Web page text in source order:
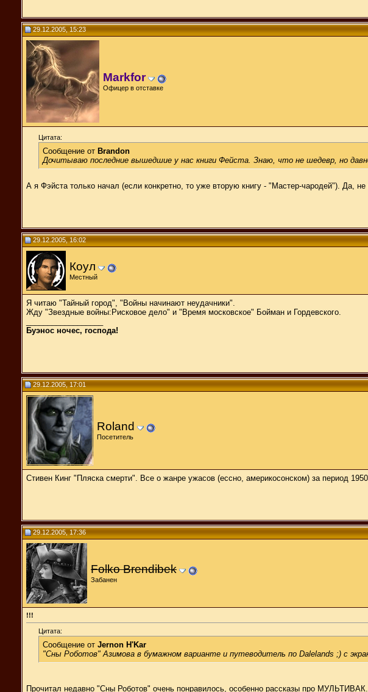
29.12.2005, 15:23
Markfor
Офицер в отставке
Цитата:
Сообщение от Brandon
Дочитываю последние вышедшие у нас книги Фейста. Знаю, что не шедевр, но
А я Фэйста только начал (если конкретно, то уже вторую книгу - "Мастер-чародей"). Да,
29.12.2005, 16:02
Коул
Местный
Я читаю "Тайный город", "Войны начинают неудачники".
Жду "Звездные войны:Рисковое дело" и "Время московское" Бойман и Гордевского.
Буэнос ночес, господа!
29.12.2005, 17:01
Roland
Посетитель
Стивен Кинг "Пляска смерти". Все о жанре ужасов (ессно, америкосонском) за период
29.12.2005, 17:36
Folko Brendibek
Забанен
!!!
Цитата:
Сообщение от Jernon H'Kar
"Сны Роботов" Азимова в бумажном варианте и путеводитель по Dalelands ;) с
Прочитал недавно "Сны Роботов" очень понравилось, особенно рассказы про МУЛЬТИВАК.